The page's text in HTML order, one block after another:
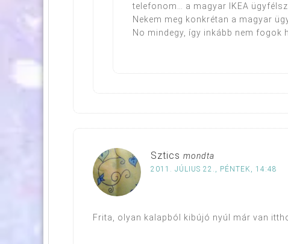
telefonom… a magyar IKEA
Nekem meg konkrétan a magyar
No mindegy, így inkább nem fogok
Sztics mondta
2011. JÚLIUS 22., PÉNTEK, 14:48
Frita, olyan kalapból kibújó nyúl már van